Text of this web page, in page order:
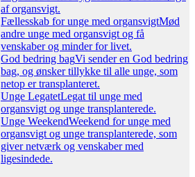
af organsvigt.
Fællesskab for unge med organsvigtMød
andre unge med organsvigt og få
venskaber og minder for livet.
God bedring bagVi sender en God bedring
bag, og ønsker tillykke til alle unge, som
netop er transplanteret.
Unge LegatetLegat til unge med
organsvigt og unge transplanterede.
Unge WeekendWeekend for unge med
organsvigt og unge transplanterede, som
giver netværk og venskaber med
ligesindede.